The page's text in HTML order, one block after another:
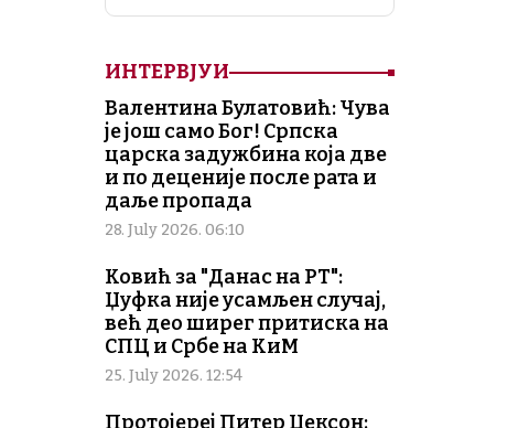
ИНТЕРВЈУИ
Валентина Булатовић: Чува
је још само Бог! Српска
царска задужбина која две
и по деценије после рата и
даље пропада
28. July 2026. 06:10
Ковић за "Данас на РТ":
Џуфка није усамљен случај,
већ део ширег притиска на
СПЦ и Србе на КиМ
25. July 2026. 12:54
Протојереј Питер Џексон: